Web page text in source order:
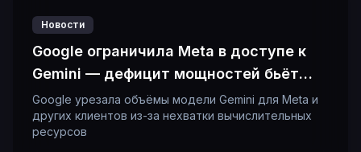
Новости
Google ограничила Meta в доступе к
Gemini — дефицит мощностей бьёт
даже гигантов
Google урезала объёмы модели Gemini для Meta и
других клиентов из-за нехватки вычислительных
ресурсов